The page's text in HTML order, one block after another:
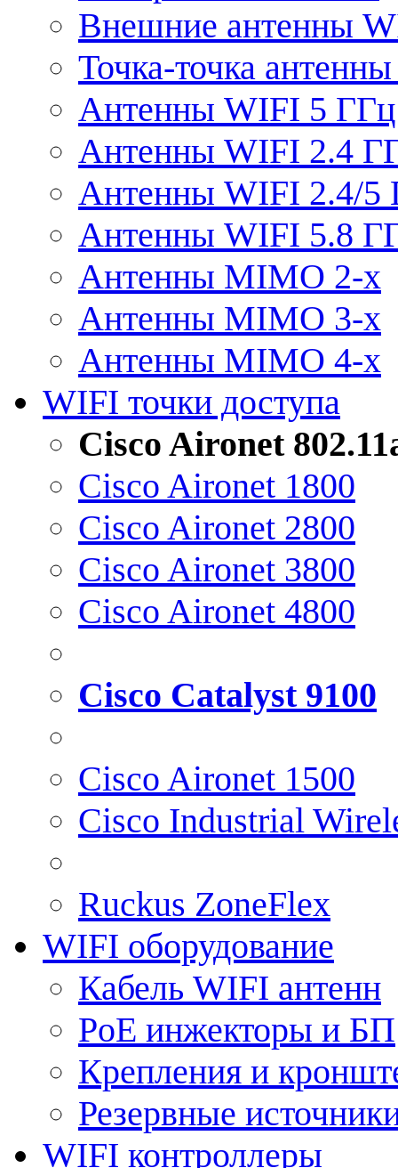
Внешние антенны
Точка-точка
Антенны WIFI 5 ГГц
Антенны WIFI 2.4
Антенны WIFI 2.4/5
Антенны WIFI 5.8
Антенны MIMO 2-x
Антенны MIMO 3-x
Антенны MIMO 4-x
WIFI точки доступа
Cisco Aironet
Cisco Aironet 1800
Cisco Aironet 2800
Cisco Aironet 3800
Cisco Aironet 4800
Cisco Catalyst 9100
Cisco Aironet 1500
Cisco Industrial
Ruckus ZoneFlex
WIFI оборудование
Кабель WIFI антенн
PoE инжекторы и БП
Крепления и
Резервные
WIFI контроллеры